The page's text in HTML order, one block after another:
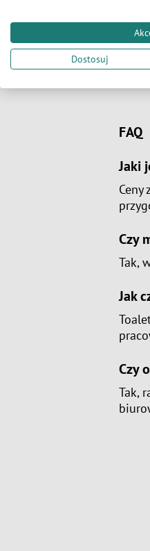
FAQ
Jaki
Czy
Tak,
Jak
Czy
Tak,
Dostosuj